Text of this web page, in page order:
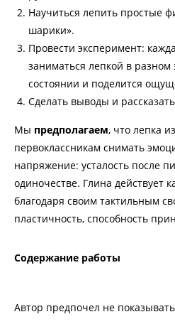
Научиться лепить простые
шарики».
Провести эксперимент:
заниматься лепкой в
состоянии и поделится
Сделать выводы и
Мы предполагаем, что лепка
первоклассникам снимать
напряжение: усталость после
одиночестве. Глина действует
благодаря своим тактильным
пластичность, способность
Содержание работы
Автор предпочел не